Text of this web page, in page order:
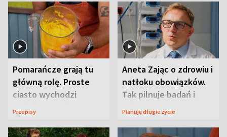
Pomarańcze grają tu
główną rolę. Proste
ciasto wychodzi
wyjątkowo wilgotne
Przepisy
Aneta Zając o zdrowiu i
natłoku obowiązków.
Tak pilnuje badań i
wizyt
Planuję długie życie